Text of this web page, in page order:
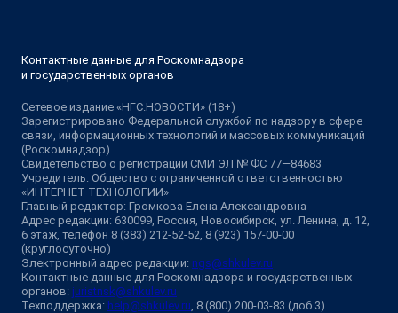
Контактные данные для Роскомнадзора
и государственных органов
Сетевое издание «НГС.НОВОСТИ» (18+)
Зарегистрировано Федеральной службой по надзору в сфере
связи, информационных технологий и массовых коммуникаций
(Роскомнадзор)
Свидетельство о регистрации СМИ ЭЛ № ФС 77—84683
Учредитель: Общество с ограниченной ответственностью
«ИНТЕРНЕТ ТЕХНОЛОГИИ»
Главный редактор: Громкова Елена Александровна
Адрес редакции: 630099, Россия, Новосибирск, ул. Ленина, д. 12,
6 этаж, телефон 8 (383) 212-52-52, 8 (923) 157-00-00
(круглосуточно)
Электронный адрес редакции: ngs@shkulev.ru
Контактные данные для Роскомнадзора и государственных
органов: juristnsk@shkulev.ru
Техподдержка: help@shkulev.ru , 8 (800) 200-03-83 (доб.3)